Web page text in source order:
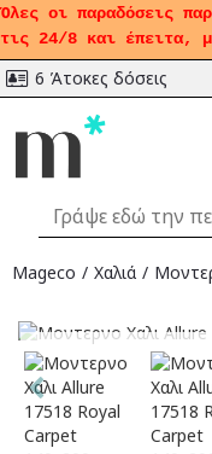
Όλες οι παραδόσεις
τις 24/8 και έπειτα,
6 Άτοκες δόσεις
Mageco Χαλιά